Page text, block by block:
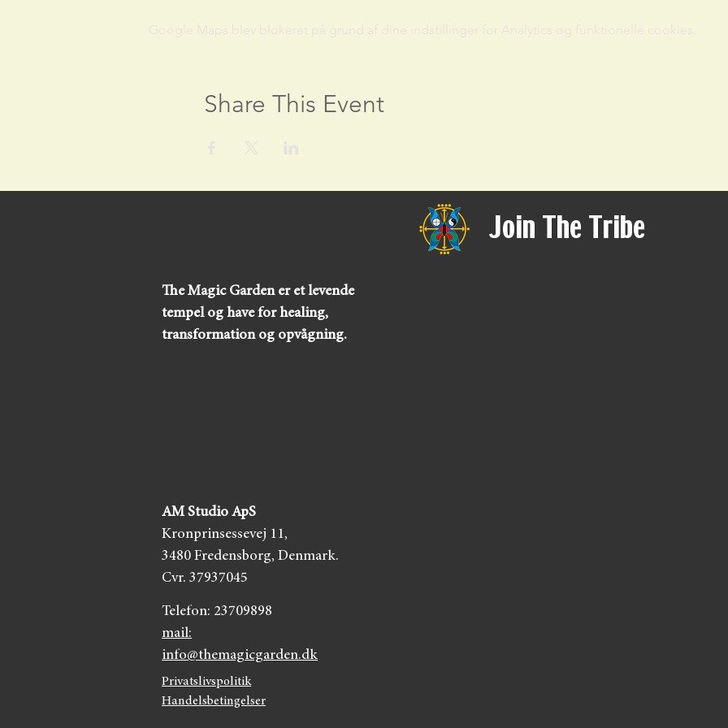
Share This Event
Join The Tribe
The Magic Garden er et levende
tempel og have for healing,
transformation og opvågning.
AM Studio ApS
Kronprinsessevej 11,
3480 Fredensborg, Denmark.
Cvr. 37937045
Telefon: 23709898
mail:
info@themagicgarden.dk
Privatslivspolitik
Handelsbetingelser